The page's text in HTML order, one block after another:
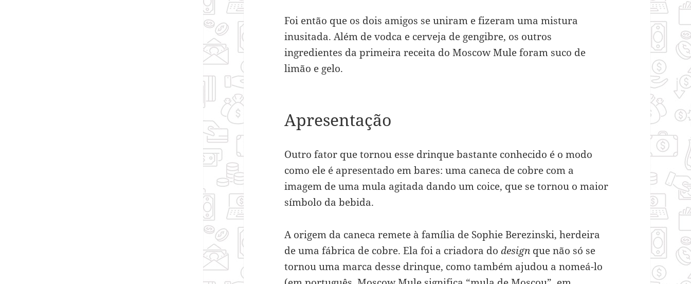
Foi então que os dois amigos se uniram e fizeram uma mistura
inusitada. Além de vodca e cerveja de gengibre, os outros
ingredientes da primeira receita do Moscow Mule foram suco de
limão e gelo.
Apresentação
Outro fator que tornou esse drinque bastante conhecido é o modo
como ele é apresentado em bares: uma caneca de cobre com a
imagem de uma mula agitada dando um coice, que se tornou o maior
símbolo da bebida.
A origem da caneca remete à família de Sophie Berezinski, herdeira
de uma fábrica de cobre. Ela foi a criadora dodesign que não só se
tornou uma marca desse drinque, como também ajudou a nomeá-lo